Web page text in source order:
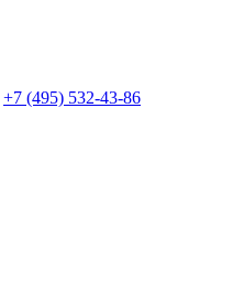
+7 (495) 532-43-86